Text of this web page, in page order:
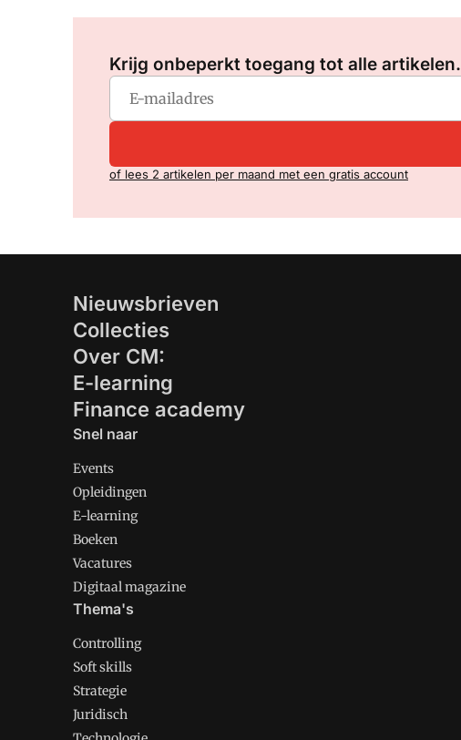
Krijg onbeperkt toegang tot alle artikelen.
of lees 2 artikelen per maand met een gratis account
Nieuwsbrieven
Collecties
Over CM:
E-learning
Finance academy
Snel naar
Events
Opleidingen
E-learning
Boeken
Vacatures
Digitaal magazine
Thema's
Controlling
Soft skills
Strategie
Juridisch